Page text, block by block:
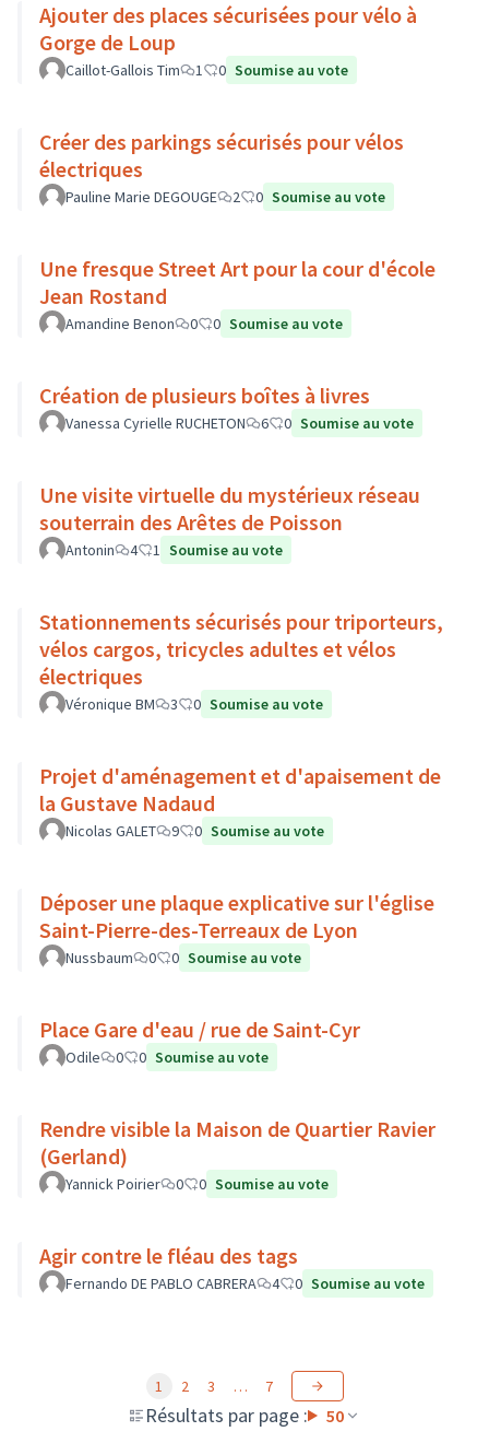
Ajouter des places sécurisées pour vélo à
Gorge de Loup
Caillot-Gallois Tim 1 0 Soumise au vote
Créer des parkings sécurisés pour vélos
électriques
Pauline Marie DEGOUGE 2 0 Soumise au vote
Une fresque Street Art pour la cour d'école
Jean Rostand
Amandine Benon 0 0 Soumise au vote
Création de plusieurs boîtes à livres
Vanessa Cyrielle RUCHETON 6 0 Soumise au vote
Une visite virtuelle du mystérieux réseau
souterrain des Arêtes de Poisson
Antonin 4 1 Soumise au vote
Stationnements sécurisés pour triporteurs,
vélos cargos, tricycles adultes et vélos
électriques
Véronique BM 3 0 Soumise au vote
Projet d'aménagement et d'apaisement de
la Gustave Nadaud
Nicolas GALET 9 0 Soumise au vote
Déposer une plaque explicative sur l'église
Saint-Pierre-des-Terreaux de Lyon
Nussbaum 0 0 Soumise au vote
Place Gare d'eau / rue de Saint-Cyr
Odile 0 0 Soumise au vote
Rendre visible la Maison de Quartier Ravier
(Gerland)
Yannick Poirier 0 0 Soumise au vote
Agir contre le fléau des tags
Fernando DE PABLO CABRERA 4 0 Soumise au vote
Résultats par page : 50
1 2 3 … 7